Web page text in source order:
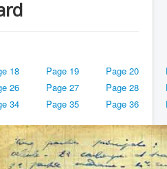
18
Page 19 Page 20
26
Page 27 Page 28
34
Page 35 Page 36